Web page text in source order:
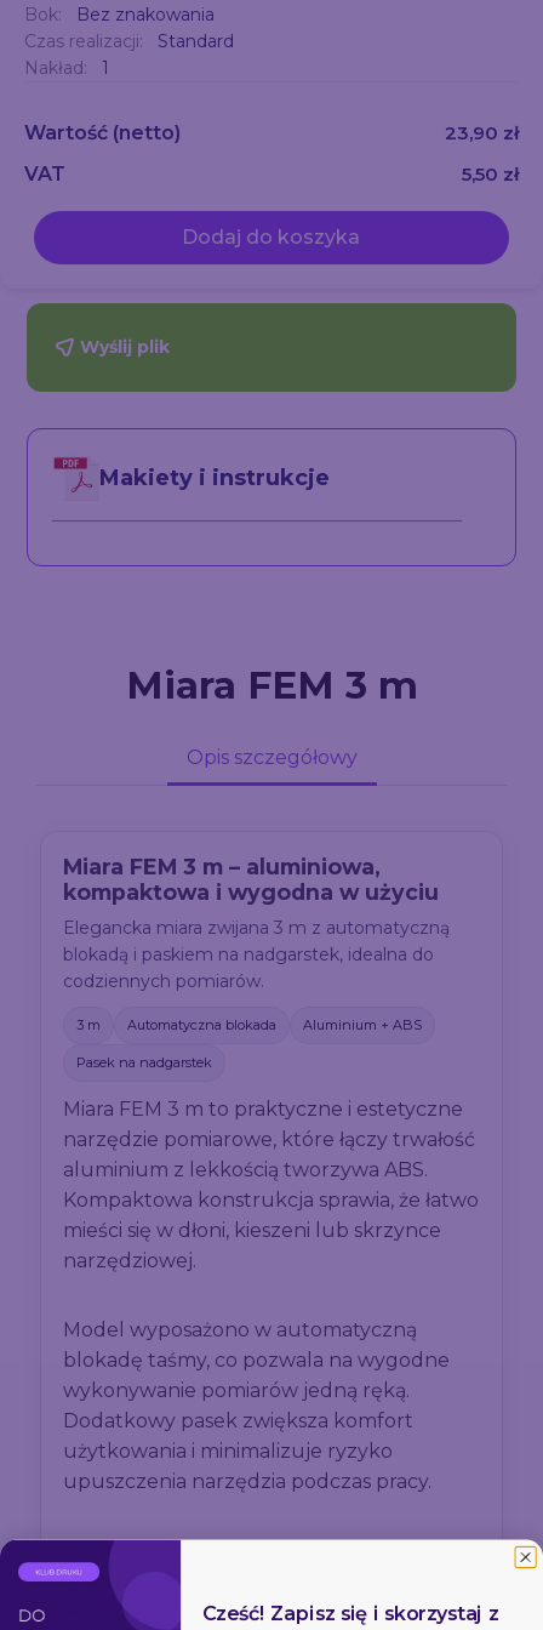
Bok:
Bez znakowania
Czas realizacji:
Standard
Nakład:
1
Wartość (netto)
23,90 zł
VAT
5,50 zł
Dodaj do koszyka
Wyślij plik
Makiety i instrukcje
Miara FEM 3 m
Opis szczegółowy
Miara FEM 3 m – aluminiowa,
kompaktowa i wygodna w użyciu
Elegancka miara zwijana 3 m z automatyczną
blokadą i paskiem na nadgarstek, idealna do
codziennych pomiarów.
3 m Automatyczna blokada Aluminium + ABS
Pasek na nadgarstek
Miara FEM 3 m to praktyczne i estetyczne
narzędzie pomiarowe, które łączy trwałość
aluminium z lekkością tworzywa ABS.
Kompaktowa konstrukcja sprawia, że łatwo
mieści się w dłoni, kieszeni lub skrzynce
narzędziowej.
Model wyposażono w automatyczną
blokadę taśmy, co pozwala na wygodne
wykonywanie pomiarów jedną ręką.
Dodatkowy pasek zwiększa komfort
użytkowania i minimalizuje ryzyko
upuszczenia narzędzia podczas pracy.
Długość: 3 m
Materiał: aluminium + ABS
Mechanizm: automatyczna blokada
Cześć! Zapisz się i skorzystaj z